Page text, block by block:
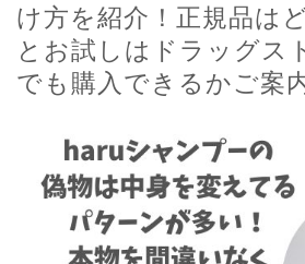
け方を紹介！正規品は
とお試しはドラッグス
でも購入できるかご案